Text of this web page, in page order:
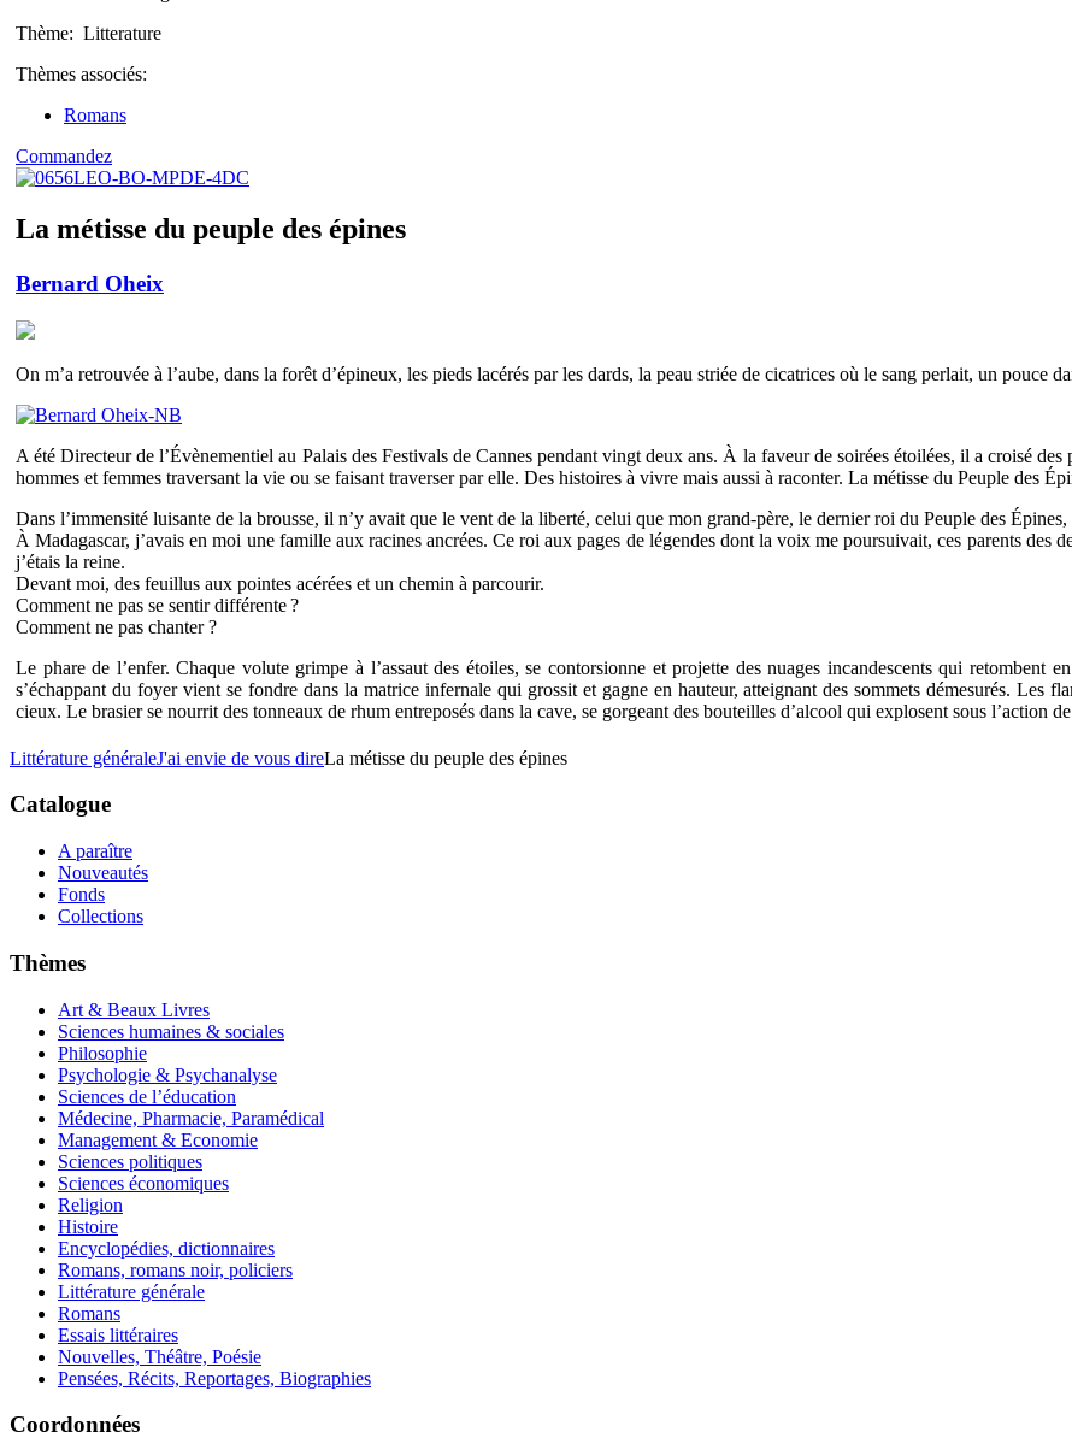
Thème: Litterature
Thèmes associés:
Romans
Commandez
La métisse du peuple des épines
Bernard Oheix
On m’a retrouvée à l’aube, dans la forêt d’épineux, les pieds lacérés par les dards, la peau striée de cicatrices où le sang perlait, un pouce
A été Directeur de l’Évènementiel au Palais des Festivals de Cannes pendant vingt deux ans. À la faveur de soirées étoilées, il a croisé
hommes et femmes traversant la vie ou se faisant traverser par elle. Des histoires à vivre mais aussi à raconter. La métisse du Peuple des
Dans l’immensité luisante de la brousse, il n’y avait que le vent de la liberté, celui que mon grand-père, le dernier roi du Peuple des Épines,
À Madagascar, j’avais en moi une famille aux racines ancrées. Ce roi aux pages de légendes dont la voix me poursuivait, ces parents des
j’étais la reine.
Devant moi, des feuillus aux pointes acérées et un chemin à parcourir.
Comment ne pas se sentir différente ?
Comment ne pas chanter ?
Le phare de l’enfer. Chaque volute grimpe à l’assaut des étoiles, se contorsionne et projette des nuages incandescents qui retombent
s’échappant du foyer vient se fondre dans la matrice infernale qui grossit et gagne en hauteur, atteignant des sommets démesurés. Les
cieux. Le brasier se nourrit des tonneaux de rhum entreposés dans la cave, se gorgeant des bouteilles d’alcool qui explosent sous l’action
Littérature généraleJ'ai envie de vous direLa métisse du peuple des épines
Catalogue
A paraître
Nouveautés
Fonds
Collections
Thèmes
Art & Beaux Livres
Sciences humaines & sociales
Philosophie
Psychologie & Psychanalyse
Sciences de l’éducation
Médecine, Pharmacie, Paramédical
Management & Economie
Sciences politiques
Sciences économiques
Religion
Histoire
Encyclopédies, dictionnaires
Romans, romans noir, policiers
Littérature générale
Romans
Essais littéraires
Nouvelles, Théâtre, Poésie
Pensées, Récits, Reportages, Biographies
Coordonnées